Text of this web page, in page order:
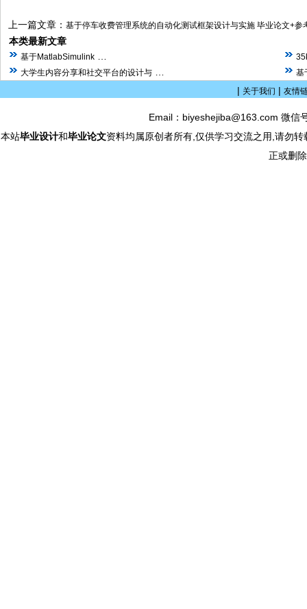
上一篇文章： 基于停车收费管理系统的自动化测试框架设计与实施 毕业论文+参
本类最新文章
基于MatlabSimulink
大学生内容分享和社交平台的设计与
基
| 关于我们 | 友情
Email：biyeshejiba@163.com 微
本站毕业设计和毕业论文资料均属原创者所有,仅供学习交流之用,请勿
正或删